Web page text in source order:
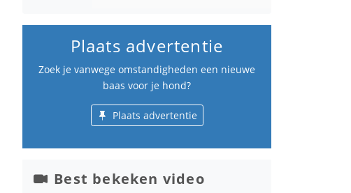
Plaats advertentie
Zoek je vanwege omstandigheden een nieuwe
baas voor je hond?
Plaats advertentie
Best bekeken video